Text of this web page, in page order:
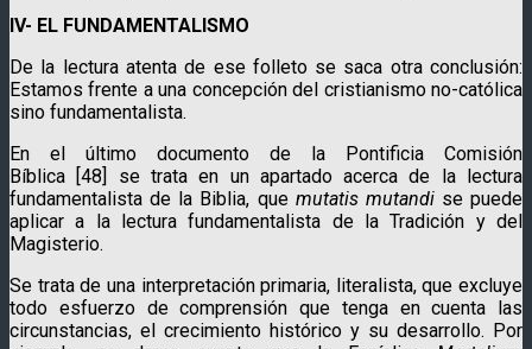
IV- EL FUNDAMENTALISMO
De la lectura atenta de ese folleto se saca otra conclusión:
Estamos frente a una concepción del cristianismo no-católica
sino fundamentalista.
En el último documento de la Pontificia Comisión
Bíblica [48] se trata en un apartado acerca de la lectura
fundamentalista de la Biblia, que mutatis mutandise puede
aplicar a la lectura fundamentalista de la Tradición y del
Magisterio.
Se trata de una interpretación primaria, literalista, que excluye
todo esfuerzo de comprensión que tenga en cuenta las
circunstancias, el crecimiento histórico y su desarrollo. Por